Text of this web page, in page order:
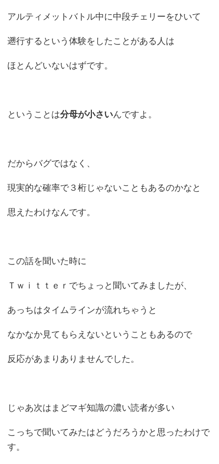
アルティメットバトル中に中段チェリーをひいて
遡行するという体験をしたことがある人は
ほとんどいないはずです。
ということは分母が小さいんですよ。
だからバグではなく、
現実的な確率で３桁じゃないこともあるのかなと
思えたわけなんです。
この話を聞いた時に
Ｔｗｉｔｔｅｒでちょっと聞いてみましたが、
あっちはタイムラインが流れちゃうと
なかなか見てもらえないということもあるので
反応があまりありませんでした。
じゃあ次はまどマギ知識の濃い読者が多い
こっちで聞いてみたはどうだろうかと思ったわけで
す。